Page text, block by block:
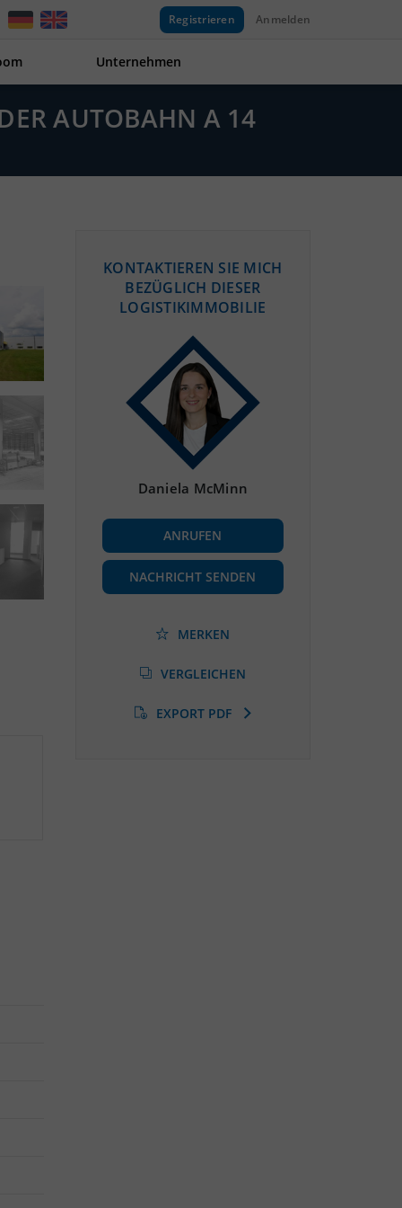
Registrieren Anmelden
Unternehmen
AUTOBAHN A 14
KONTAKTIEREN SIE MICH
BEZÜGLICH DIESER
LOGISTIKIMMOBILIE
Daniela McMinn
ANRUFEN
NACHRICHT SENDEN
MERKEN
VERGLEICHEN
EXPORT PDF